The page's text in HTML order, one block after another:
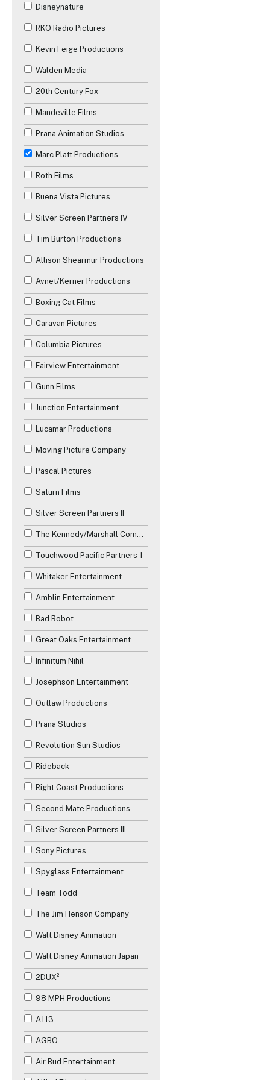
Romance
Science-Fiction
Téléfilm
Thriller
Western
Disneynature
RKO Radio Pictures
Kevin Feige Productions
Walden Media
20th Century Fox
Mandeville Films
Prana Animation Studios
Marc Platt Productions
Roth Films
Buena Vista Pictures
Silver Screen Partners IV
Tim Burton Productions
Allison Shearmur Productions
Avnet/Kerner Productions
Boxing Cat Films
Caravan Pictures
Columbia Pictures
Fairview Entertainment
Gunn Films
Junction Entertainment
Lucamar Productions
Moving Picture Company
Pascal Pictures
Saturn Films
Silver Screen Partners II
The Kennedy/Marshall Company
Touchwood Pacific Partners 1
Whitaker Entertainment
Amblin Entertainment
Bad Robot
Great Oaks Entertainment
Infinitum Nihil
Josephson Entertainment
Outlaw Productions
Prana Studios
Revolution Sun Studios
Rideback
Right Coast Productions
Second Mate Productions
Silver Screen Partners III
Sony Pictures
Spyglass Entertainment
Team Todd
The Jim Henson Company
Walt Disney Animation
Walt Disney Animation Japan
2DUX²
98 MPH Productions
A113
AGBO
Air Bud Entertainment
✕